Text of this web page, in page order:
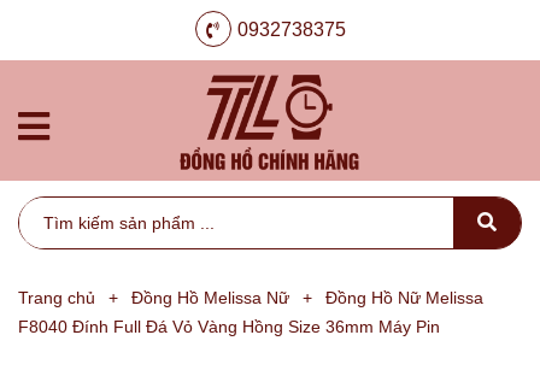
0932738375
Trang chủ + Đồng Hồ Melissa Nữ +
Đồng Hồ Nữ Melissa
F8040 Đính Full Đá Vỏ Vàng Hồng Size 36mm Máy Pin